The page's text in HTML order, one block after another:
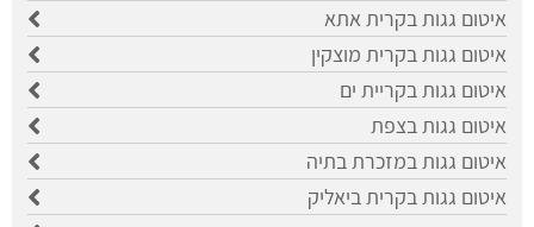
איטום גגות בקרית אתא
איטום גגות בקרית מוצקין
איטום גגות בקריית ים
איטום גגות בצפת
איטום גגות במזכרת בתיה
איטום גגות בקרית ביאליק